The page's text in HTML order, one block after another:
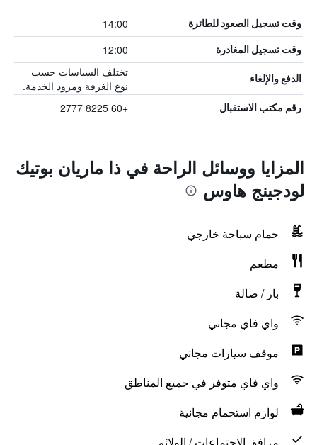
وقت تسجيل الصعود للطائرة 14:00
وقت تسجيل المغادرة 12:00
الدفع والإلغاء
تختلف السياسات حسب
نوع الغرفة ومزود الخدمة.
رقم مكتب الاستقبال +60 8225 2777
المزايا ووسائل الراحة في ذا ماريان بوتيك
لودجينج هاوس
حمام سباحة خارجي
مطعم
بار / صالة
واي فاي مجاني
موقف سيارات مجاني
واي فاي متوفر في جميع المناطق
لوازم استحمام مجانية